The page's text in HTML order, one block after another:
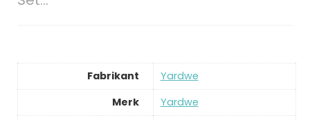
Fabrikant
‎Yardwe
Merk
‎Yardwe